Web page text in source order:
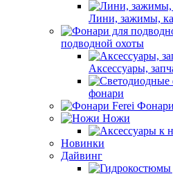
Лини, зажимы,
подводной охоты
Аксессуары,
фонари
Ножи
Новинки
Дайвинг